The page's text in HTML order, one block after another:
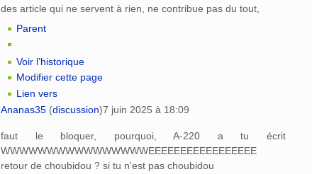
des article qui ne servent à rien, ne contribue pas du tout,
Parent
Voir l’historique
Modifier cette page
Lien vers
Ananas35 (discussion)7 juin 2025 à 18:09
faut le bloquer, pourquoi, A-220 a tu écrit
WWWWWWWWWWWWWWWWEEEEEEEEEEEEEEEEE
retour de choubidou ? si tu n'est pas choubidou